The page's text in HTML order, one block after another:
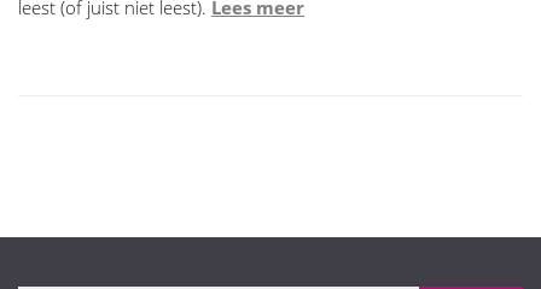
leest (of juist niet leest). Lees meer